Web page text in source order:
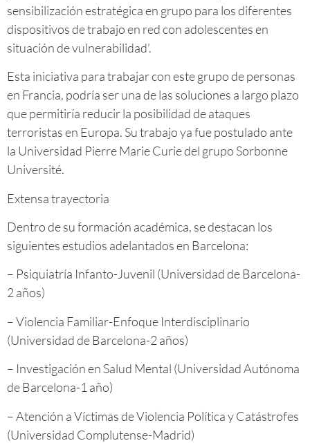
sensibilización estratégica en grupo para los diferentes
dispositivos de trabajo en red con adolescentes en
situación de vulnerabilidad’.
Esta iniciativa para trabajar con ​este grupo de personas
en Francia, podría ser una de las soluciones a largo plazo
que permitiría reducir la posibilidad de ataques
terroristas en Europa. Su trabajo ya fue postulado ante
la Universidad Pierre Marie Curie del grupo Sorbonne
Université.
Extensa trayectoria
Dentro de su formación académica, se destacan los
siguientes estudios adelantados en Barcelona:
– Psiquiatría Infanto-Juvenil (Universidad de Barcelona-
2 años)
– Violencia Familiar-Enfoque Interdisciplinario
(Universidad de Barcelona-2 años)
– Investigación en Salud Mental (Universidad Autónoma
de Barcelona-1 año)
– Atención a Víctimas de Violencia Política y Catástrofes
(Universidad Complutense-Madrid)